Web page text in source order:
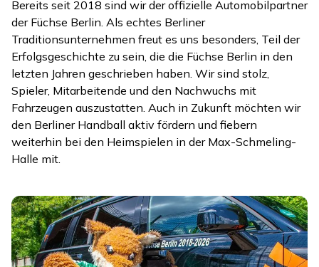
Bereits seit 2018 sind wir der offizielle Automobilpartner
der Füchse Berlin. Als echtes Berliner
Traditionsunternehmen freut es uns besonders, Teil der
Erfolgsgeschichte zu sein, die die Füchse Berlin in den
letzten Jahren geschrieben haben. Wir sind stolz,
Spieler, Mitarbeitende und den Nachwuchs mit
Fahrzeugen auszustatten. Auch in Zukunft möchten wir
den Berliner Handball aktiv fördern und fiebern
weiterhin bei den Heimspielen in der Max-Schmeling-
Halle mit.